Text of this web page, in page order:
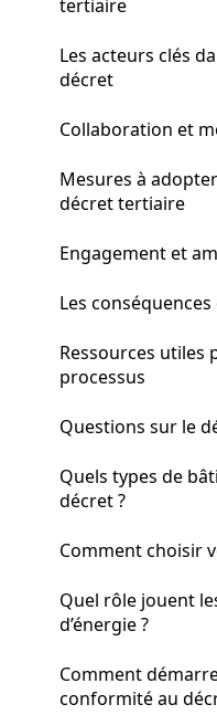
tertiaire
Les acteurs clés
décret
Collaboration et
Mesures à
décret tertiaire
Engagement et
Les
Ressources utiles
processus
Questions sur le
Quels types de
décret ?
Comment choisir
Quel rôle jouent
d’énergie ?
Comment
conformité au